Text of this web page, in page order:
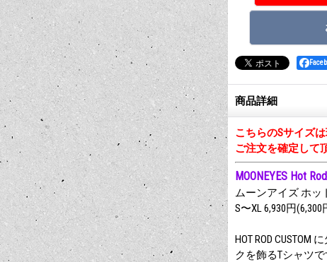
商品詳細
こちらのSサイズ
ご注文を確定して
MOONEYES Hot
ムーンアイズ ホッ
S〜XL 6,930円
HOT ROD
クを飾るTシャツで